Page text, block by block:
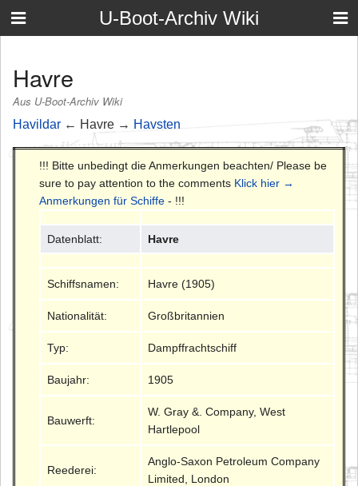
U-Boot-Archiv Wiki
Havre
Aus U-Boot-Archiv Wiki
Havildar ← Havre → Havsten
!!! Bitte unbedingt die Anmerkungen beachten/ Please be
sure to pay attention to the comments Klick hier →
Anmerkungen für Schiffe - !!!
Datenblatt: Havre
Schiffsnamen: Havre (1905)
Nationalität: Großbritannien
Typ: Dampffrachtschiff
Baujahr: 1905
Bauwerft:
W. Gray &. Company, West
Hartlepool
Reederei:
Anglo-Saxon Petroleum Company
Limited, London